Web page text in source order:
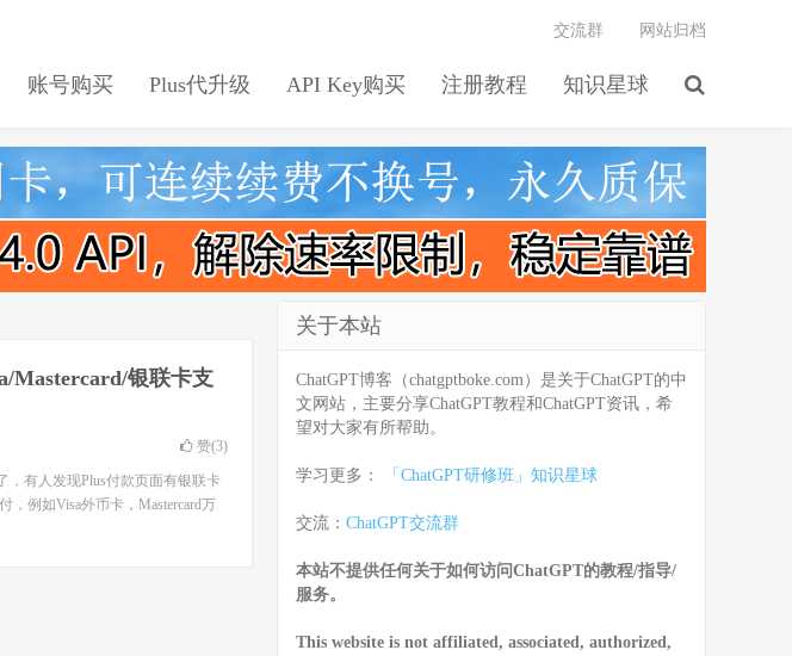
账号购买 Plus代升级 API Key购买 注册教程 知识星球
交流群 网站归档
Mastercard/银联卡支
赞(3)
，有人发现Plus付款页面有银联卡
，例如Visa外币卡，Mastercard万
关于本站
ChatGPT博客（chatgptboke.com）是关于ChatGPT的中
文网站，主要分享ChatGPT教程和ChatGPT资讯，希
望对大家有所帮助。
学习更多： 「ChatGPT研修班」知识星球
交流： ChatGPT交流群
本站不提供任何关于如何访问ChatGPT的教程/指导/
服务。
This website is not affiliated, associated, authorized,